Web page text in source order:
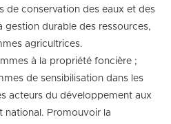
de conservation des eaux et des
gestion durable des ressources,
agricultrices.
à la propriété foncière ;
de sensibilisation dans les
acteurs du développement aux
national. Promouvoir la